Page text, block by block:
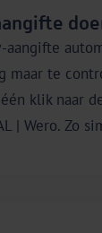
aangifte
maar te
klik naar
| Wero. Zo